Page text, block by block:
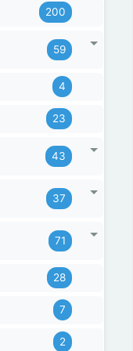
200
59
4
23
43
37
71
28
7
2